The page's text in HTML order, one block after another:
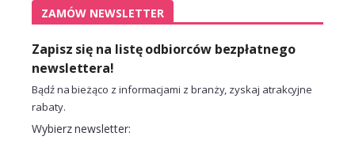
ZAMÓW NEWSLETTER
Zapisz się na listę odbiorców bezpłatnego
newslettera!
Bądź na bieżąco z informacjami z branży, zyskaj atrakcyjne
rabaty.
Wybierz newsletter: